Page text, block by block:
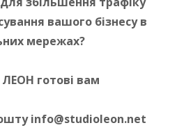
вашого бізнесу в
мережах?
ЛЕОН готові вам
info@studioleon.net